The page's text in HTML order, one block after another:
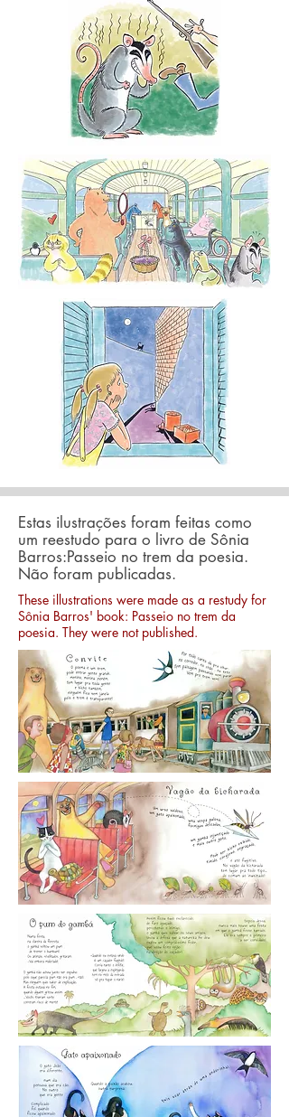
Estas ilustrações foram feitas como
um reestudo para o livro de Sônia
Barros:Passeio no trem da poesia.
Não foram publicadas.
These illustrations were made as a restudy for
Sônia Barros' book: Passeio no trem da
poesia. They were not published.